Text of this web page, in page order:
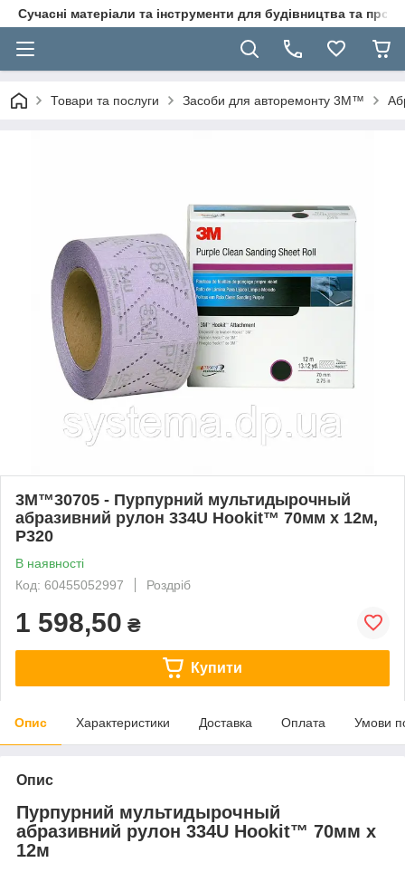
Сучасні матеріали та інструменти для будівництва та
Товари та послуги Засоби для авторемонту 3M™
3М™30705 - Пурпурний мультидырочный
абразивний рулон 334U Hookit™ 70мм х 12м,
Р320
В наявності
Код: 60455052997
Роздріб
1 598,50 ₴
Купити
Опис Характеристики Доставка Оплата Умови
Опис
Пурпурний мультидырочный
абразивний рулон 334U Hookit™ 70мм х
12м